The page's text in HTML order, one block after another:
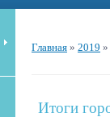
Главная » 2019 »
Итоги